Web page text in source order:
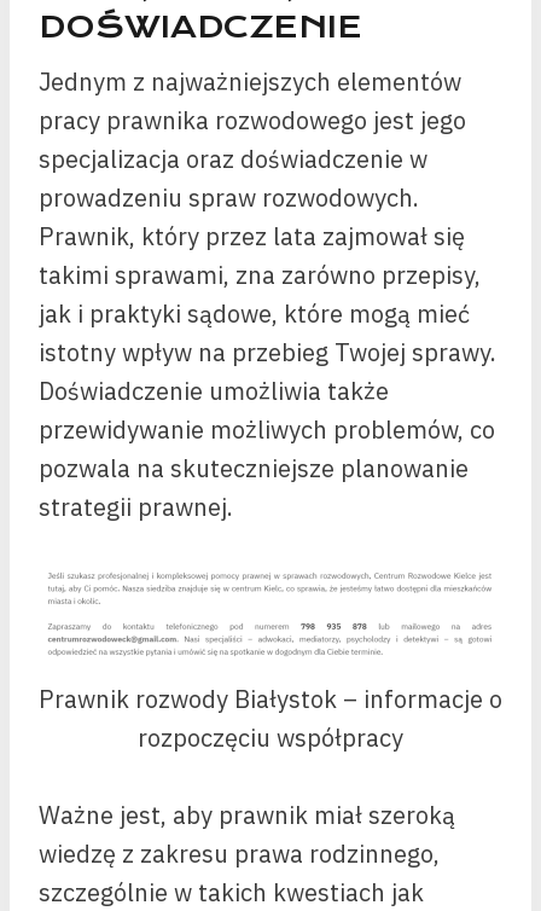
DOŚWIADCZENIE
Jednym z najważniejszych elementów
pracy prawnika rozwodowego jest jego
specjalizacja oraz doświadczenie w
prowadzeniu spraw rozwodowych.
Prawnik, który przez lata zajmował się
takimi sprawami, zna zarówno przepisy,
jak i praktyki sądowe, które mogą mieć
istotny wpływ na przebieg Twojej sprawy.
Doświadczenie umożliwia także
przewidywanie możliwych problemów, co
pozwala na skuteczniejsze planowanie
strategii prawnej.
Prawnik rozwody Białystok – informacje o
rozpoczęciu współpracy
Ważne jest, aby prawnik miał szeroką
wiedzę z zakresu prawa rodzinnego,
szczególnie w takich kwestiach jak